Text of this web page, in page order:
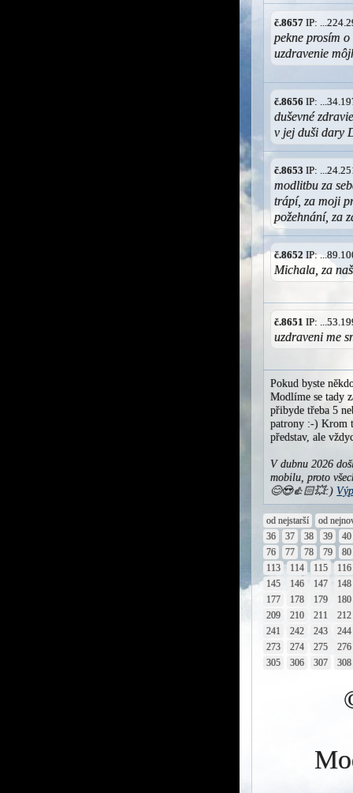
č.8657 IP:
pekne prosím
uzdravenie
č.8656 IP:
duševné
v jej duši dary
č.8653 IP:
modlitbu za
trápí, za moji
požehnání, za
č.8652 IP:
Michala, za
č.8651 IP:
uzdraveni me
Pokud byste
Modlíme se tady
přibyde třeba 5
patrony :-) Krom
představ, ale
V dubnu 2026
mobilu, proto
😊😍👍🏻💥:)
od nejstarší
od
36
37 38 39
40
76
77 78 79
80
113
114 115
116
145
146 147
148
177
178 179
180
209
210 211
212
241
242 243
244
273
274 275
276
305
306 307 308